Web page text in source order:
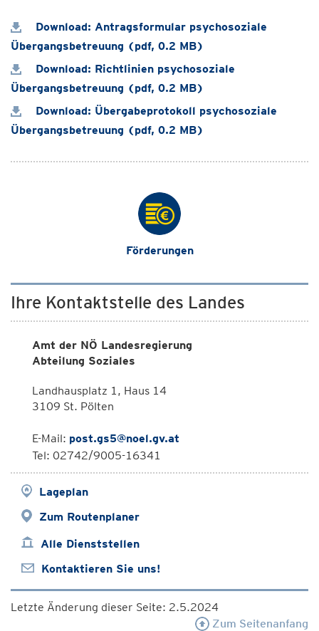
Download: Antragsformular psychosoziale
Übergangsbetreuung (pdf, 0.2 MB)
Download: Richtlinien psychosoziale
Übergangsbetreuung (pdf, 0.2 MB)
Download: Übergabeprotokoll psychosoziale
Übergangsbetreuung (pdf, 0.2 MB)
Förderungen
Ihre Kontaktstelle des Landes
Amt der NÖ Landesregierung
Abteilung Soziales
Landhausplatz 1, Haus 14
3109 St. Pölten
E-Mail: post.gs5@noel.gv.at
Tel: 02742/9005-16341
Lageplan
Zum Routenplaner
Alle Dienststellen
Kontaktieren Sie uns!
Letzte Änderung dieser Seite: 2.5.2024
Zum Seitenanfang